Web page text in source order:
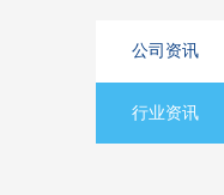
公司资讯
行业资讯